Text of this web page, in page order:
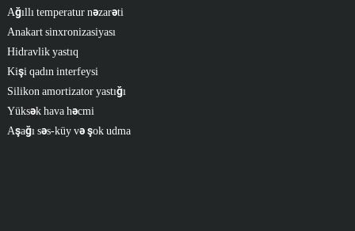
Ağıllı temperatur nəzarəti
Anakart sinxronizasiyası
Hidravlik yastıq
Kişi qadın interfeysi
Silikon amortizator yastığı
Yüksək hava həcmi
Aşağı səs-küy və şok udma